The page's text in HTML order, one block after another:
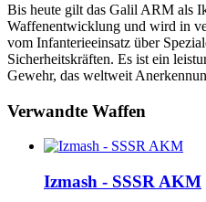
Bis heute gilt das Galil ARM als
Waffenentwicklung und wird in
vom Infanterieeinsatz über
Sicherheitskräften. Es ist ein
Gewehr, das weltweit
Verwandte Waffen
Izmash - SSSR AKM